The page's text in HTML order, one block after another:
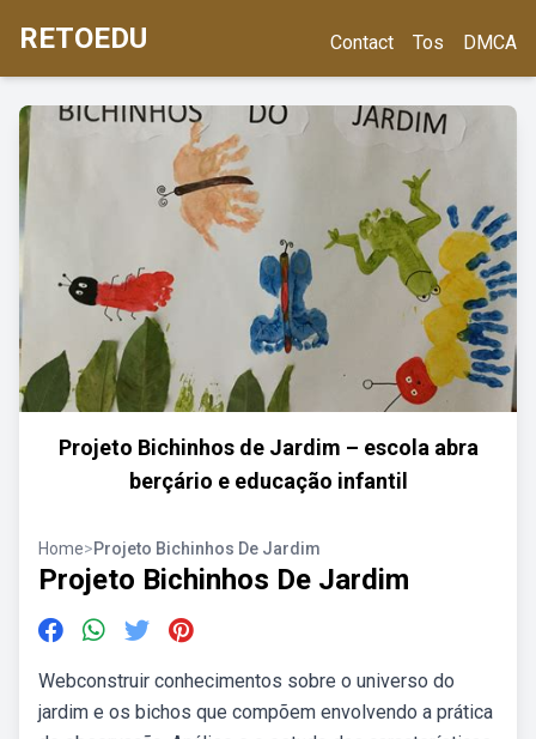
RETOEDU Contact Tos DMCA
Projeto Bichinhos de Jardim – escola abra
berçário e educação infantil
Home>Projeto Bichinhos De Jardim
Projeto Bichinhos De Jardim
Webconstruir conhecimentos sobre o universo do
jardim e os bichos que compõem envolvendo a prática